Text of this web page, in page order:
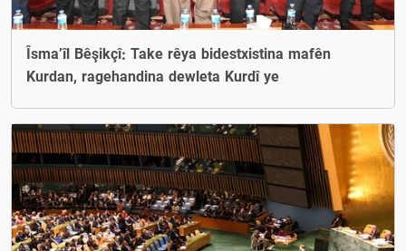
Îsma’îl Bêşikçî: Take rêya bidestxistina mafên
Kurdan, ragehandina dewleta Kurdî ye